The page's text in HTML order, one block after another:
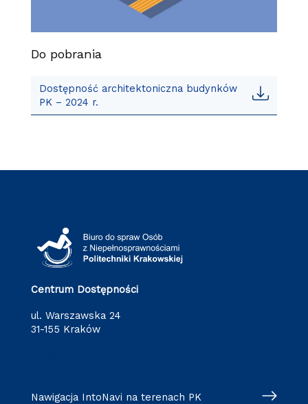
Do pobrania
Dostępność architektoniczna budynków
PK – 2024 r.
Centrum Dostępności
ul. Warszawska 24
31-155 Kraków
Nawigacja IntoNavi na terenach PK